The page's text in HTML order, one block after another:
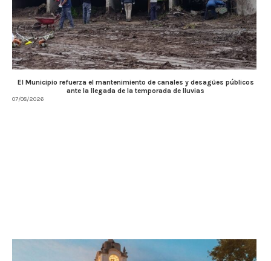
El Municipio refuerza el mantenimiento de canales y desagües públicos
ante la llegada de la temporada de lluvias
07/08/2026